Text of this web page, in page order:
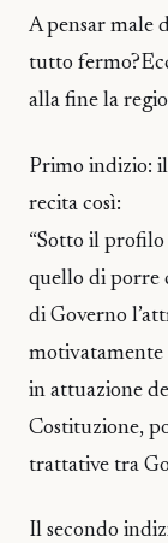
A pensar male
tutto
alla fine la
Primo indizio:
recita così:
“Sotto il profilo
quello di porre
di Governo
motivatamente
in attuazione
Costituzione,
trattative tra
Il secondo